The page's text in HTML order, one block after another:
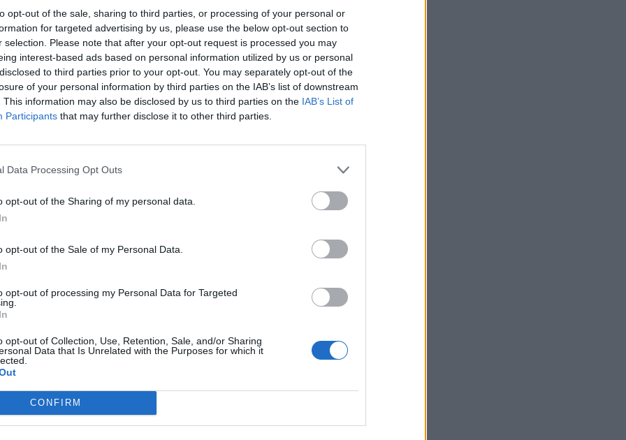
opt-out of the sale, sharing to third parties, or processing of your personal or
for targeted advertising by us, please use the below opt-out section to
selection. Please note that after your opt-out request is processed you may
interest-based ads based on personal information utilized by us or personal
to third parties prior to your opt-out. You may separately opt-out of the
of your personal information by third parties on the IAB’s list of downstream
This information may also be disclosed by us to third parties on the IAB’s List of
Participants that may further disclose it to other third parties.
Data Processing Opt Outs
opt-out of the Sharing of my personal data.
opt-out of the Sale of my Personal Data.
opt-out of processing my Personal Data for Targeted
opt-out of Collection, Use, Retention, Sale, and/or Sharing
Data that Is Unrelated with the Purposes for which it
CONFIRM
MARCA
me he podido inscribir
es uno de los mejores con sus productos